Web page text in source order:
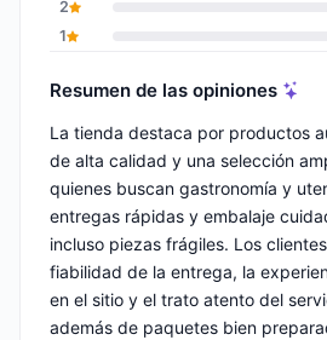
2
1
Resumen de las opiniones
La tienda destaca por productos
de alta calidad y una selección
quienes buscan gastronomía y
entregas rápidas y embalaje
incluso piezas frágiles. Los
fiabilidad de la entrega, la
en el sitio y el trato atento del
además de paquetes bien